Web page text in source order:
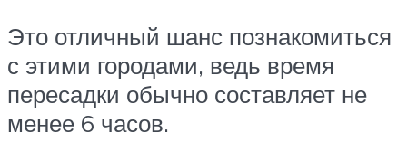
Это отличный шанс познакомиться
с этими городами, ведь время
пересадки обычно составляет не
менее 6 часов.